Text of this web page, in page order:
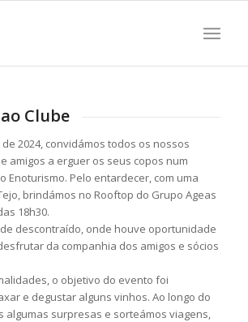
Clube
2024, convidámos todos os nossos
amigos a erguer os seus copos num
Enoturismo. Pelo entardecer, com uma
brindámos no Rooftop do Grupo Ageas
18h30.
descontraído, onde houve oportunidade
da companhia dos amigos e sócios
o objetivo do evento foi
e degustar alguns vinhos. Ao longo do
algumas surpresas e sorteámos viagens,